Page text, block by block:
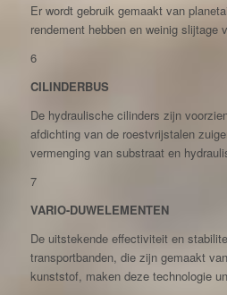
Er wordt gebruik gemaakt van
rendement hebben en weinig slijtage
6
CILINDERBUS
De hydraulische cilinders zijn
afdichting van de roestvrijstalen
vermenging van substraat en
7
VARIO-DUWELEMENTEN
De uitstekende effectiviteit en
transportbanden, die zijn gemaakt
kunststof, maken deze technologie